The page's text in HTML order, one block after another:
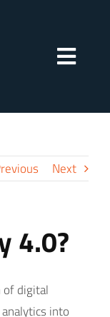
Next
4.0?
digital
into